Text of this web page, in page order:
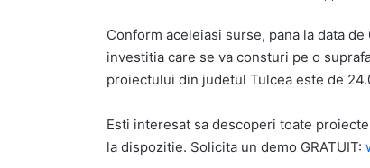
Conform aceleiasi surse, pana la data
investitia care se va consturi pe o
proiectului din judetul Tulcea este de
Esti interesat sa descoperi toate
la dispozitie. Solicita un demo GRATUIT: